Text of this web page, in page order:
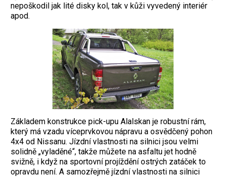
nepoškodil jak lité disky kol, tak v kůži vyvedený interiér
apod.
Základem konstrukce pick-upu Alalskan je robustní rám,
který má vzadu víceprvkovou nápravu a osvědčený pohon
4x4 od Nissanu. Jízdní vlastnosti na silnici jsou velmi
solidně „vyladěné“, takže můžete na asfaltu jet hodně
svižně, i když na sportovní projíždění ostrých zatáček to
opravdu není. A samozřejmě jízdní vlastnosti na silnici